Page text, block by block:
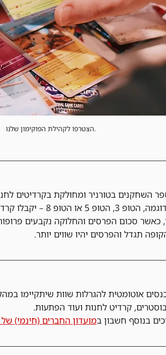
הצטרפו לקהילת הפוקימון שלנו.
השחקנים בטורניר ומחולקת בקרדיטים
סכום הפרסים והחלוקה נקבעים
תגדל והפרסים יהיו שווים יותר.
אוטומטית להגרלות שוות שיתקיימו
קרדיט לחנות ועוד הפתעות.
בנוסף חשבון במועדון החברים (חינמי)